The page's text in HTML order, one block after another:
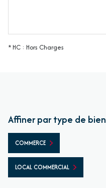
* HC : Hors Charges
Affiner par type de bien
COMMERCE
LOCAL COMMERCIAL